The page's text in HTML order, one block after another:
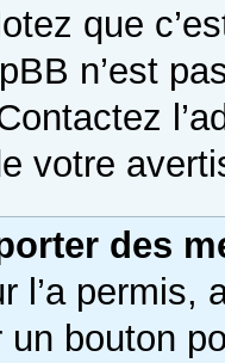
que
n’est
votre
des
l’a
bouton